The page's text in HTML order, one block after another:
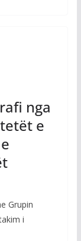
nga
e
Grupin
i